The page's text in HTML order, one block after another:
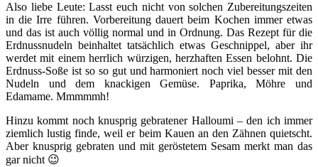
Also liebe Leute: Lasst euch nicht von solchen Zubereitungszeiten
in die Irre führen. Vorbereitung dauert beim Kochen immer etwas
und das ist auch völlig normal und in Ordnung. Das Rezept für die
Erdnussnudeln beinhaltet tatsächlich etwas Geschnippel, aber ihr
werdet mit einem herrlich würzigen, herzhaften Essen belohnt. Die
Erdnuss-Soße ist so so gut und harmoniert noch viel besser mit den
Nudeln und dem knackigen Gemüse. Paprika, Möhre und
Edamame. Mmmmmh!
Hinzu kommt noch knusprig gebratener Halloumi – den ich immer
ziemlich lustig finde, weil er beim Kauen an den Zähnen quietscht.
Aber knusprig gebraten und mit geröstetem Sesam merkt man das
gar nicht 😉